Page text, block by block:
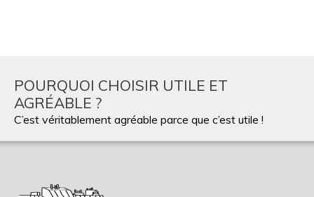
POURQUOI CHOISIR UTILE ET
AGRÉABLE ?
C’est véritablement agréable parce que c’est utile !